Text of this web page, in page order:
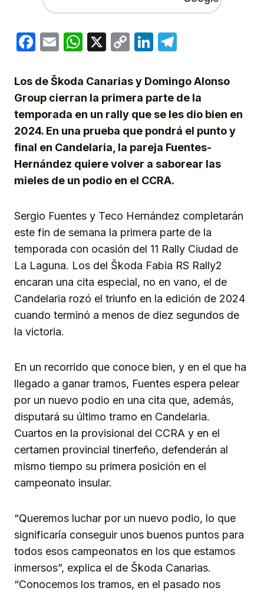
Facebook
EmailWhatsApp
X
CopyLinkedIn
Los deŠkoda Canarias y Domingo Alonso
Group cierran la primera parte de la
temporada en un rally que se les dio bien en
2024. En una prueba que pondrá el punto y
final en Candelaria, la pareja Fuentes-
Hernández quiere volver a saborear las
mieles de un podio en el CCRA.
Sergio Fuentes y Teco Hernández completarán
este fin de semana la primera parte de la
temporada con ocasión del 11 Rally Ciudad de
La Laguna. Los del Škoda Fabia RS Rally2
encaran una cita especial, no en vano, el de
Candelaria rozó el triunfo en la edición de 2024
cuando terminó a menos de diez segundos de
la victoria.
En un recorrido que conoce bien, y en el que ha
llegado a ganar tramos, Fuentes espera pelear
por un nuevo podio en una cita que, además,
disputará su último tramo en Candelaria.
Cuartos en la provisional del CCRA y en el
certamen provincial tinerfeño, defenderán al
mismo tiempo su primera posición en el
campeonato insular.
“Queremos luchar por un nuevo podio, lo que
significaría conseguir unos buenos puntos para
todos esos campeonatos en los que estamos
inmersos”, explica el de Škoda Canarias.
“Conocemos los tramos, en el pasado nos